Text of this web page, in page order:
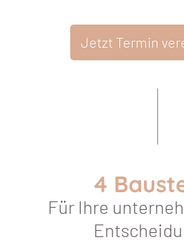
Jetzt Termin
4
Für Ihre